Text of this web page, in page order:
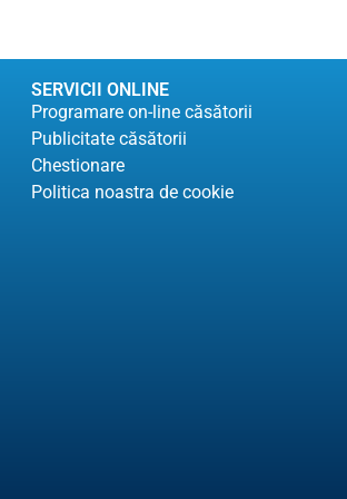
SERVICII ONLINE
Programare on-line căsătorii
Publicitate căsătorii
Chestionare
Politica noastra de cookie